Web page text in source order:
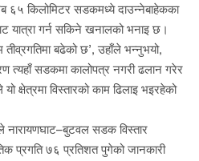
६५ किलोमिटर सडकमध्ये दाउन्नेबाहेकका
यात्रा गर्न सकिने खनालको भनाइ छ।
तीव्रगतिमा बढेको छ’, उहाँले भन्नुभयो,
त्यहाँ सडकमा कालोपत्र नगरी ढलान गरेर
क्षेत्रमा विस्तारको काम ढिलाइ भइरहेको
नारायणघाट–बुटवल सडक विस्तार
प्रगति ७६ प्रतिशत पुगेको जानकारी